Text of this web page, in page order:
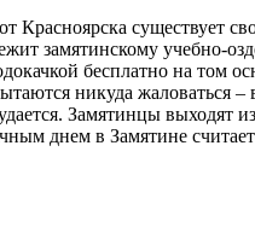
Красноярска существует
замятинскому учебно-
бесплатно на том
никуда жаловаться –
Замятинцы выходят
днем в Замятине